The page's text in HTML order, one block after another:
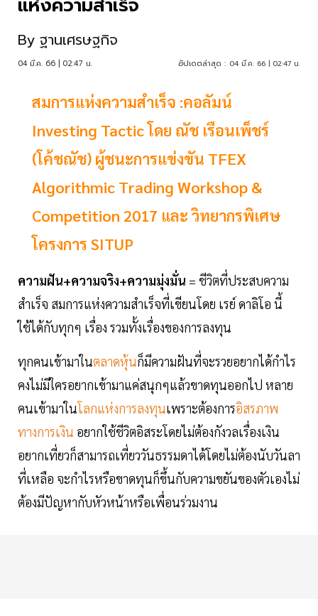
By ฐานเศรษฐกิจ
04 มี.ค. 66 | 02:47 น. อัปเดตล่าสุด : 04 มี.ค. 66 | 02:47 น.
สมการแห่งความสำเร็จ :คอลัมน์
Investing Tactic โดย ณัช เรือนเพ็ชร์
(โค้ชณัช) ผู้ชนะการแข่งขัน TFEX
Algorithmic Trading Workshop &
Competition 2017 และ วิทยากรพิเศษ
โครงการ SITUP
ความฝัน+ความจริง+ความมุ่งมั่น = ชีวิตที่ประสบความ
สำเร็จ สมการแห่งความสำเร็จที่เขียนโดย เรย์ ดาลิโอ นี้
ใช้ได้กับทุกๆ เรื่อง รวมทั้งเรื่องของการลงทุน
ทุกคนเข้ามาในตลาดหุ้นก็มีความฝันที่จะรวยอยากได้กำไร
คงไม่มีใครอยากเข้ามาแค่สนุกๆแล้วขาดทุนออกไป หลาย
คนเข้ามาในโลกแห่งการลงทุนเพราะต้องการอิสรภาพ
ทางการเงิน อยากใช้ชีวิตอิสระโดยไม่ต้องกังวลเรื่องเงิน
อยากเที่ยวก็สามารถเที่ยววันธรรมดาได้โดยไม่ต้องนับวันลา
ที่เหลือ จะกำไรหรือขาดทุนก็ขึ้นกับความขยันของตัวเองไม่
ต้องมีปัญหากับหัวหน้าหรือเพื่อนร่วมงาน